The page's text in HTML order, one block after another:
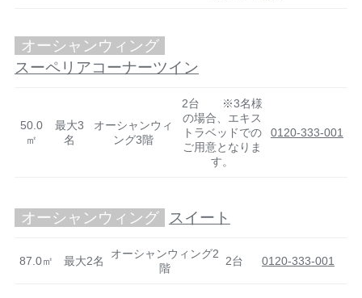
オーシャンウィング
スーペリアコーナーツイン
50.0
㎡
最大3
名
オーシャンウィ
ング3階
2台 ※3名様
の場合、エキス
トラベッドでの
ご用意となりま
す。
0120-333-001
オーシャンウィング スイート
87.0㎡ 最大2名
オーシャンウィング2
階
2台 0120-333-001